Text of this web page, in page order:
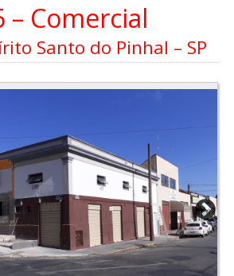
– Comercial
Santo do Pinhal – SP